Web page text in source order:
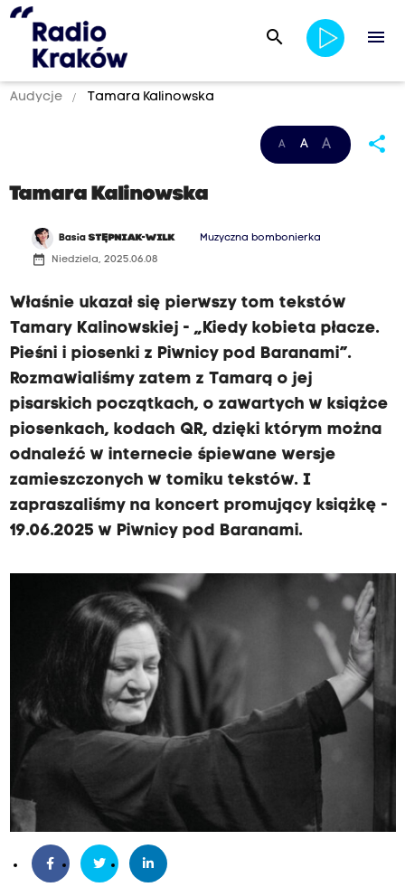
search menu
Audycje Tamara Kalinowska
A A A share
Tamara Kalinowska
BasiaSTĘPNIAK-WILK Muzyczna bombonierka
date_range Niedziela, 2025.06.08
Właśnie ukazał się pierwszy tom tekstów
Tamary Kalinowskiej - „Kiedy kobieta płacze.
Pieśni i piosenki z Piwnicy pod Baranami”.
Rozmawialiśmy zatem z Tamarą o jej
pisarskich początkach, o zawartych w książce
piosenkach, kodach QR, dzięki którym można
odnaleźć w internecie śpiewane wersje
zamieszczonych w tomiku tekstów. I
zapraszaliśmy na koncert promujący książkę -
19.06.2025 w Piwnicy pod Baranami.